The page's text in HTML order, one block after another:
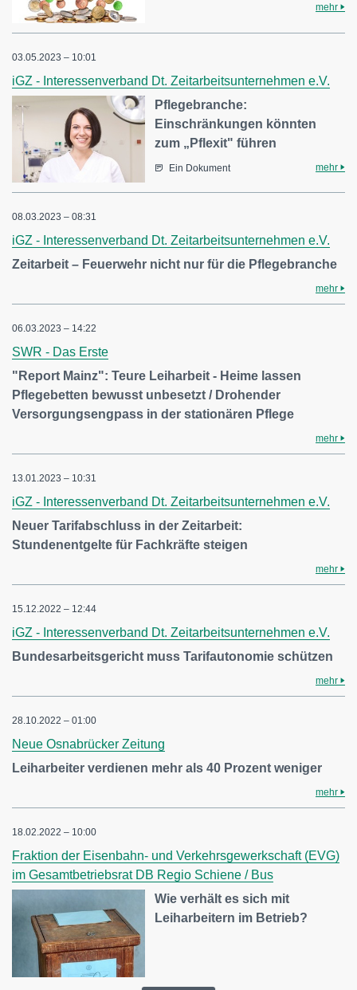
mehr
03.05.2023 – 10:01
iGZ - Interessenverband Dt. Zeitarbeitsunternehmen e.V.
Pflegebranche:
Einschränkungen könnten
zum „Pflexit" führen
Ein Dokument mehr
08.03.2023 – 08:31
iGZ - Interessenverband Dt. Zeitarbeitsunternehmen e.V.
Zeitarbeit – Feuerwehr nicht nur für die Pflegebranche
mehr
06.03.2023 – 14:22
SWR - Das Erste
"Report Mainz": Teure Leiharbeit - Heime lassen
Pflegebetten bewusst unbesetzt / Drohender
Versorgungsengpass in der stationären Pflege
mehr
13.01.2023 – 10:31
iGZ - Interessenverband Dt. Zeitarbeitsunternehmen e.V.
Neuer Tarifabschluss in der Zeitarbeit:
Stundenentgelte für Fachkräfte steigen
mehr
15.12.2022 – 12:44
iGZ - Interessenverband Dt. Zeitarbeitsunternehmen e.V.
Bundesarbeitsgericht muss Tarifautonomie schützen
mehr
28.10.2022 – 01:00
Neue Osnabrücker Zeitung
Leiharbeiter verdienen mehr als 40 Prozent weniger
mehr
18.02.2022 – 10:00
Fraktion der Eisenbahn- und Verkehrsgewerkschaft (EVG)
im Gesamtbetriebsrat DB Regio Schiene / Bus
Wie verhält es sich mit
Leiharbeitern im Betrieb?